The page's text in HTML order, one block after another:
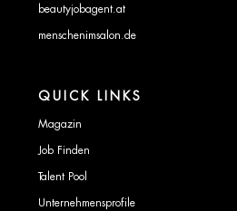
beautyjobagent.at
menschenimsalon.de
QUICK LINKS
Magazin
Job Finden
Talent Pool
Unternehmensprofile